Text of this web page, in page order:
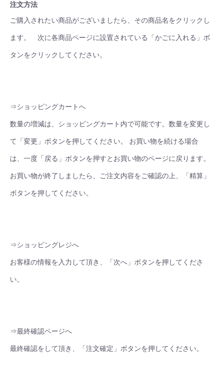
注文方法
ご購入されたい商品がございましたら、その商品名をクリックし
ます。 次に各商品ページに設置されている「かごに入れる」ボ
タンをクリックしてください。
⇒ショッピングカートへ
数量の増減は、ショッピングカート内で可能です。数量を変更し
て「変更」ボタンを押してください。 お買い物を続ける場合
は、一度「戻る」ボタンを押すとお買い物のページに戻ります。
お買い物が終了しましたら、ご注文内容をご確認の上、「精算」
ボタンを押してください。
⇒ショッピングレジへ
お客様の情報を入力して頂き、「次へ」ボタンを押してくださ
い。
⇒最終確認ページへ
最終確認をして頂き、「注文確定」ボタンを押してください。